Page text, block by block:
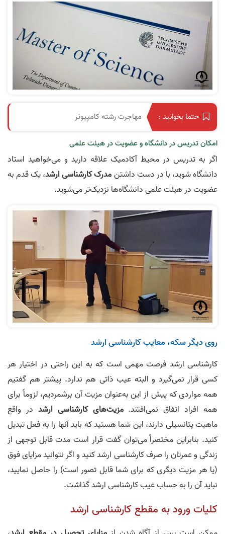
حتما بخوانید : مهاجرت رشته کامپیوتر
امکان تدریس در دانشگاه و عضویت در هیئت علمی
اگر به تدریس در محیط آکادمیک علاقه دارید و می‌خواهید استاد
دانشگاه شوید، با در دست داشتنمدرک کارشناسی ارشد، یک قدم به
عضویت در هیئت علمی دانشگاه‌ها نزدیک‌تر می‌شوید.
روی دیگر سکه، معایب کارشناسی ارشد
کارشناسی ارشد فرصت مهمی است که به این راحتی در اختیار هر
کسی قرار نمی‌گیرد و البته عیب ذاتی هم ندارد. پیشتر هم گفتیم
همه مواردی که پیش از این به‌عنوان مزیت آن برشمردیم، لزوماً برای
همه افراد اتفاق نمی‌افتند.مزیت‌های کارشناسی ارشد در واقع
ماهیت پتانسیلی دارند، این شما هستید که باید آنها را به فعل تبدیل
کنید. بنابراین مختصراً می‌توان گفت قرار است مدت قابل توجهی از
زندگی و عمرتان را صرف کارشناسی ارشد کنید و اگر نتوانید مزایای فوق
(یا هر مزیت دیگری که برای شما قابل تصور است) را حاصل نمایید،
نباید آن را به حساب عیب کارشناسی ارشد گذاشت.
کلیات ورود به مقطع کارشناسی ارشد